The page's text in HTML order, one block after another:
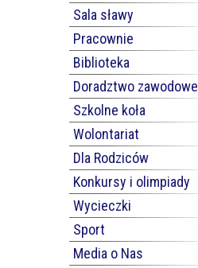
Sala sławy
Pracownie
Biblioteka
Doradztwo zawodowe
Szkolne koła
Wolontariat
Dla Rodziców
Konkursy i olimpiady
Wycieczki
Sport
Media o Nas